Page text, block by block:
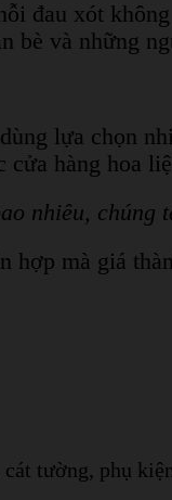
đau xót
bè và những
lựa chọn
hàng hoa
nhiêu, chúng
hợp mà giá
tường, phụ